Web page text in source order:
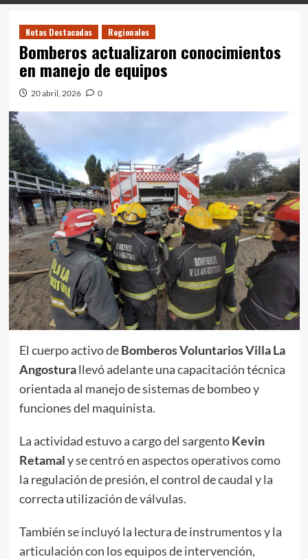
Notas Destacadas Regionales
Bomberos actualizaron conocimientos
en manejo de equipos
20 abril, 2026 0
El cuerpo activo deBomberos Voluntarios Villa La
Angosturallevó adelante una capacitación técnica
orientada al manejo de sistemas de bombeo y
funciones del maquinista.
La actividad estuvo a cargo del sargentoKevin
Retamaly se centró en aspectos operativos como
la regulación de presión, el control de caudal y la
correcta utilización de válvulas.
También se incluyó la lectura de instrumentos y la
articulación con los equipos de intervención,